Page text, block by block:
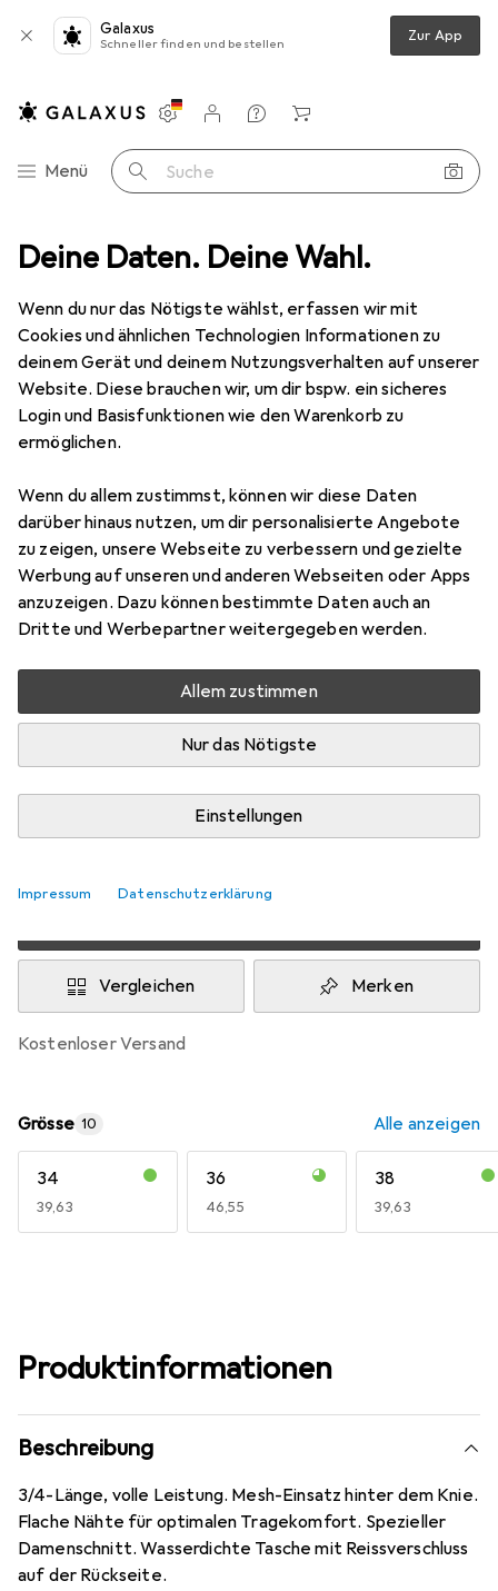
Deine Daten. Deine Wahl.
Wenn du nur das Nötigste wählst, erfassen wir mit
Cookies und ähnlichen Technologien Informationen zu
deinem Gerät und deinem Nutzungsverhalten auf unserer
Website. Diese brauchen wir, um dir bspw. ein sicheres
Login und Basisfunktionen wie den Warenkorb zu
ermöglichen.
Wenn du allem zustimmst, können wir diese Daten
darüber hinaus nutzen, um dir personalisierte Angebote
zu zeigen, unsere Webseite zu verbessern und gezielte
Werbung auf unseren und anderen Webseiten oder Apps
anzuzeigen. Dazu können bestimmte Daten auch an
Dritte und Werbepartner weitergegeben werden.
Allem zustimmen
Nur das Nötigste
Einstellungen
Impressum Datenschutzerklärung
Galaxus
Schneller finden und bestellen Zur App
Navigation nach Kategorien
Menü Suche
Einstellungen
Kundenkonto
Vergleichslisten
Merklisten
Warenkorb
Yoga + Pilates Sporthose Erima Performance 3/4 Laufhose
4 Bilder
−11%
Erima Performance 3/4 Laufhose
44
Preis in EUR inkl. MwSt.
EUR
39,63
Bewertungen Marke
Zwischen Do, 13.8. und Fr, 14.8. geliefert
Nur 1 Stück an Lager beim Drittanbieter
Lieferort angeben für genaue Lieferzeit
Angebot von i
Vergleichen Merken
kostenloser Versand
Grösse 10 Alle anzeigen
34
EUR
39,63
36
EUR
46,55
38
EUR
39,63
Produktinformationen
Beschreibung
3/4-Länge, volle Leistung. Mesh-Einsatz hinter dem Knie.
Flache Nähte für optimalen Tragekomfort. Spezieller
Damenschnitt. Wasserdichte Tasche mit Reissverschluss
auf der Rückseite.